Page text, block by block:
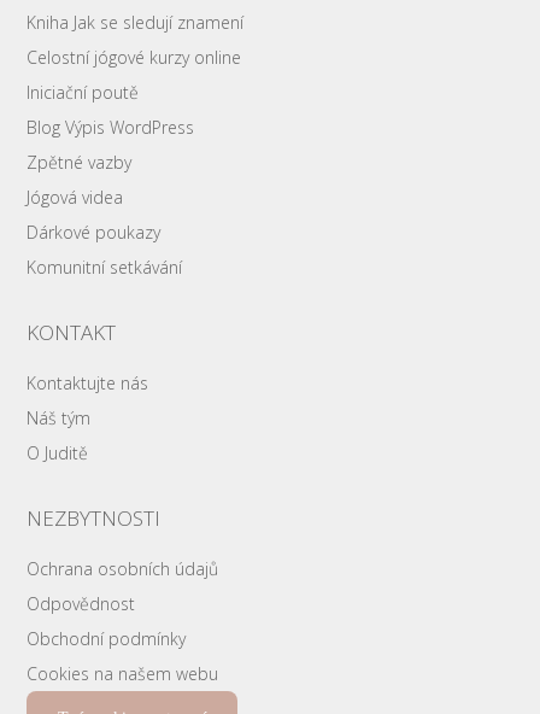
Kniha Jak se sledují znamení
Celostní jógové kurzy online
Iniciační poutě
Blog Výpis WordPress
Zpětné vazby
Jógová videa
Dárkové poukazy
Komunitní setkávání
KONTAKT
Kontaktujte nás
Náš tým
O Juditě
NEZBYTNOSTI
Ochrana osobních údajů
Odpovědnost
Obchodní podmínky
Cookies na našem webu